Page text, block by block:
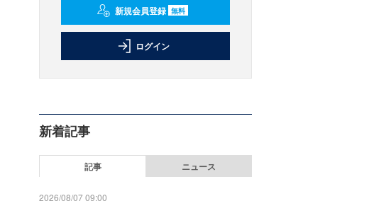
新規会員登録 無料
ログイン
新着記事
記事 ニュース
2026/08/07 09:00